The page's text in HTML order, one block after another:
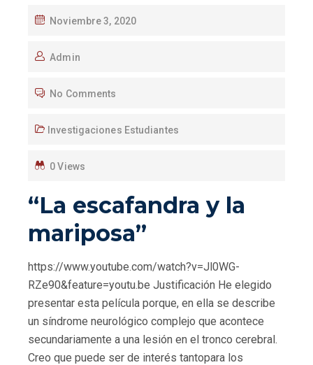
Noviembre 3, 2020
Admin
No Comments
Investigaciones Estudiantes
0 Views
“La escafandra y la
mariposa”
https://www.youtube.com/watch?v=Jl0WG-
RZe90&feature=youtu.be Justificación He elegido
presentar esta película porque, en ella se describe
un síndrome neurológico complejo que acontece
secundariamente a una lesión en el tronco cerebral.
Creo que puede ser de interés tantopara los